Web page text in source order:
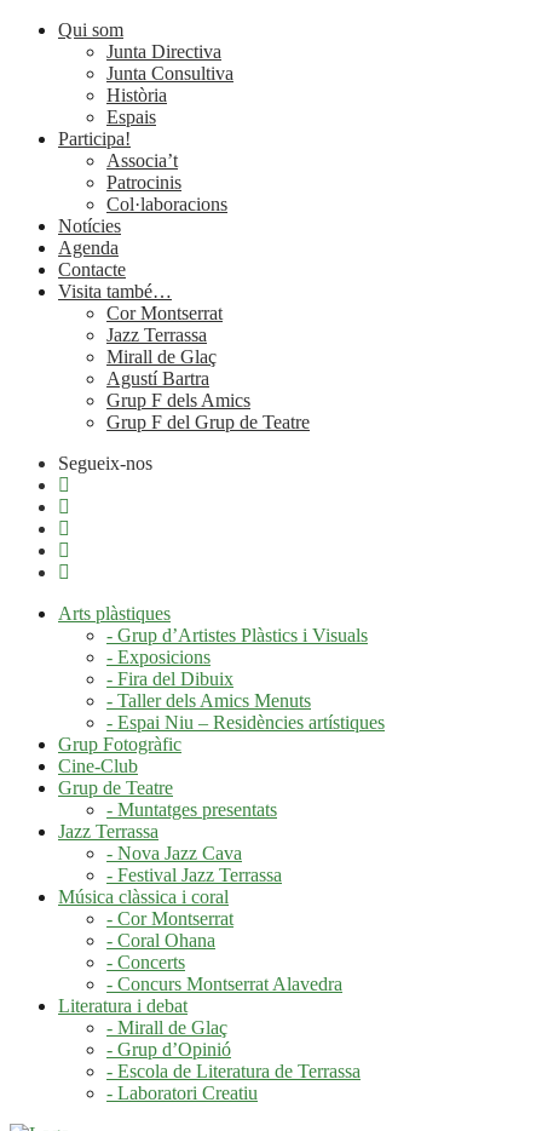
Qui som
Junta Directiva
Junta Consultiva
Història
Espais
Participa!
Associa’t
Patrocinis
Col·laboracions
Notícies
Agenda
Contacte
Visita també…
Cor Montserrat
Jazz Terrassa
Mirall de Glaç
Agustí Bartra
Grup F dels Amics
Grup F del Grup de Teatre
Segueix-nos
Arts plàstiques
- Grup d’Artistes Plàstics i Visuals
- Exposicions
- Fira del Dibuix
- Taller dels Amics Menuts
- Espai Niu – Residències artístiques
Grup Fotogràfic
Cine-Club
Grup de Teatre
- Muntatges presentats
Jazz Terrassa
- Nova Jazz Cava
- Festival Jazz Terrassa
Música clàssica i coral
- Cor Montserrat
- Coral Ohana
- Concerts
- Concurs Montserrat Alavedra
Literatura i debat
- Mirall de Glaç
- Grup d’Opinió
- Escola de Literatura de Terrassa
- Laboratori Creatiu